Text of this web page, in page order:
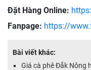
Đặt Hàng Online:
Fanpage: https://
Bài viết khác:
Giá cà phê Đắk